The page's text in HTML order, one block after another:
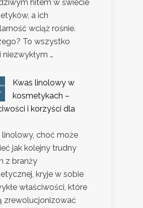
hitem w świecie
a ich
wciąż rośnie.
To wszystko
niezwykłym …
Kwas linolowy w
kosmetykach –
i korzyści dla
linolowy, choć może
jak kolejny trudny
z branży
kryje w sobie
właściwości, które
zrewolucjonizować